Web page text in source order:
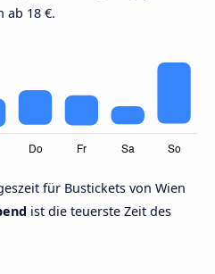
ab 18 €.
für Bustickets von Wien
ist die teuerste Zeit des